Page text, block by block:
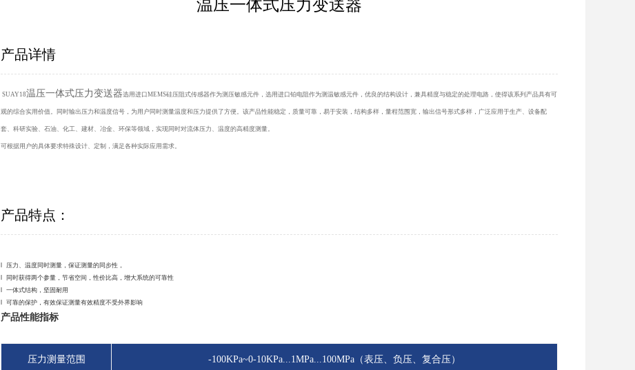
温压一体式压力变送器
产品详情
SUAY18温压一体式压力变送器选用进口MEMS硅压阻式传感器作为测压敏感元件，选用进口铂电阻作为测温敏感元件，优良的结构设计，兼具精度与稳定的处理电路，使得该系列产品具有可
观的综合实用价值。同时输出压力和温度信号，为用户同时测量温度和压力提供了方便。该产品性能稳定，质量可靠，易于安装，结构多样，量程范围宽，输出信号形式多样，广泛应用于生产、设备配
套、科研实验、石油、化工、建材、冶金、环保等领域，实现同时对流体压力、温度的高精度测量。
可根据用户的具体要求特殊设计、定制，满足各种实际应用需求。
产品特点：
l 压力、温度同时测量，保证测量的同步性，
l 同时获得两个参量，节省空间，性价比高，增大系统的可靠性
l 一体式结构，坚固耐用
l 可靠的保护，有效保证测量有效精度不受外界影响
产品性能指标
压力测量范围 -100KPa~0-10KPa...1MPa...100MPa（表压、负压、复合压）